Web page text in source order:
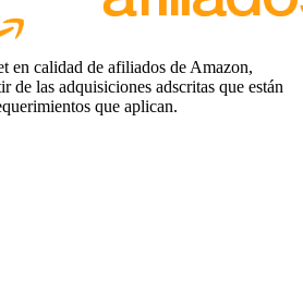
en calidad de afiliados de Amazon,
de las adquisiciones adscritas que están
que aplican.